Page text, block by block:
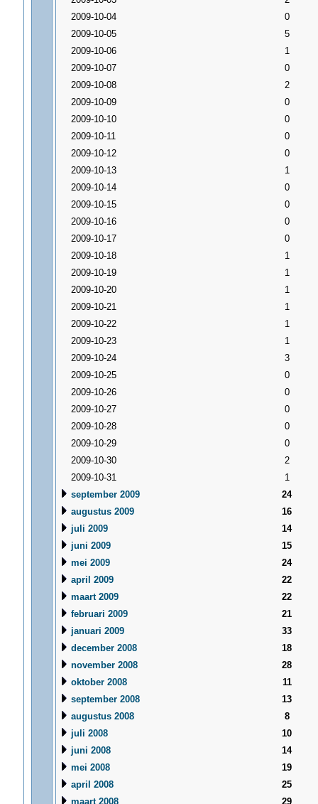
2009-10-04
0
2009-10-05
5
2009-10-06
1
2009-10-07
0
2009-10-08
2
2009-10-09
0
2009-10-10
0
2009-10-11
0
2009-10-12
0
2009-10-13
1
2009-10-14
0
2009-10-15
0
2009-10-16
0
2009-10-17
0
2009-10-18
1
2009-10-19
1
2009-10-20
1
2009-10-21
1
2009-10-22
1
2009-10-23
1
2009-10-24
3
2009-10-25
0
2009-10-26
0
2009-10-27
0
2009-10-28
0
2009-10-29
0
2009-10-30
2
2009-10-31
1
september 2009
24
augustus 2009
16
juli 2009
14
juni 2009
15
mei 2009
24
april 2009
22
maart 2009
22
februari 2009
21
januari 2009
33
december 2008
18
november 2008
28
oktober 2008
11
september 2008
13
augustus 2008
8
juli 2008
10
juni 2008
14
mei 2008
19
april 2008
25
maart 2008
29